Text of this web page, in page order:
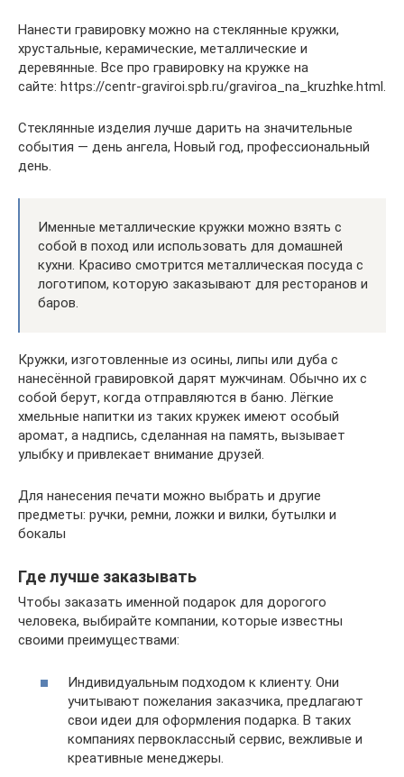
Нанести гравировку можно на стеклянные кружки,
хрустальные, керамические, металлические и
деревянные. Все про гравировку на кружке на
сайте: https://centr-graviroi.spb.ru/graviroa_na_kruzhke.html.
Стеклянные изделия лучше дарить на значительные
события — день ангела, Новый год, профессиональный
день.
Именные металлические кружки можно взять с
собой в поход или использовать для домашней
кухни. Красиво смотрится металлическая посуда с
логотипом, которую заказывают для ресторанов и
баров.
Кружки, изготовленные из осины, липы или дуба с
нанесённой гравировкой дарят мужчинам. Обычно их с
собой берут, когда отправляются в баню. Лёгкие
хмельные напитки из таких кружек имеют особый
аромат, а надпись, сделанная на память, вызывает
улыбку и привлекает внимание друзей.
Для нанесения печати можно выбрать и другие
предметы: ручки, ремни, ложки и вилки, бутылки и
бокалы
Где лучше заказывать
Чтобы заказать именной подарок для дорогого
человека, выбирайте компании, которые известны
своими преимуществами:
Индивидуальным подходом к клиенту. Они
учитывают пожелания заказчика, предлагают
свои идеи для оформления подарка. В таких
компаниях первоклассный сервис, вежливые и
креативные менеджеры.